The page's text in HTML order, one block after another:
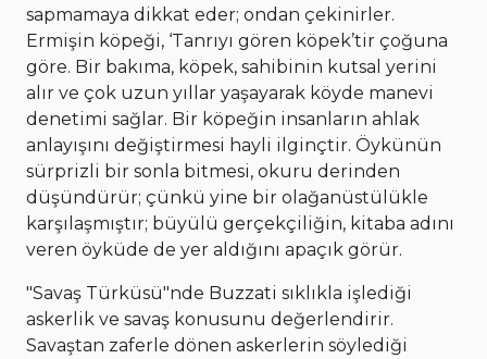
sapmamaya dikkat eder; ondan çekinirler.
Ermişin köpeği, ‘Tanrıyı gören köpek’tir çoğuna
göre. Bir bakıma, köpek, sahibinin kutsal yerini
alır ve çok uzun yıllar yaşayarak köyde manevi
denetimi sağlar. Bir köpeğin insanların ahlak
anlayışını değiştirmesi hayli ilginçtir. Öykünün
sürprizli bir sonla bitmesi, okuru derinden
düşündürür; çünkü yine bir olağanüstülükle
karşılaşmıştır; büyülü gerçekçiliğin, kitaba adını
veren öyküde de yer aldığını apaçık görür.
"Savaş Türküsü"nde Buzzati sıklıkla işlediği
askerlik ve savaş konusunu değerlendirir.
Savaştan zaferle dönen askerlerin söylediği